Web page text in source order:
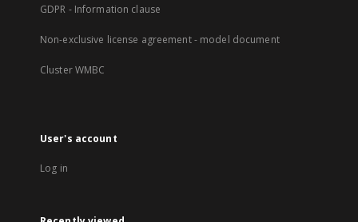
GDPR - Information clause
Non-exclusive license agreement - model document
Cluster WMBC
User's account
Log in